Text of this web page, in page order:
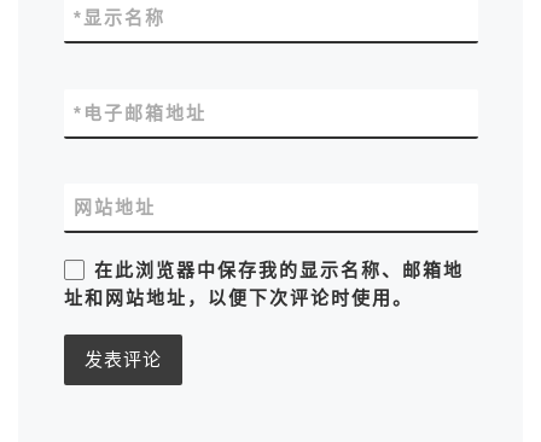
显示名称
*
电子邮箱地址
*
网站地址
在此浏览器中保存我的显示名称、邮箱地
址和网站地址，以便下次评论时使用。